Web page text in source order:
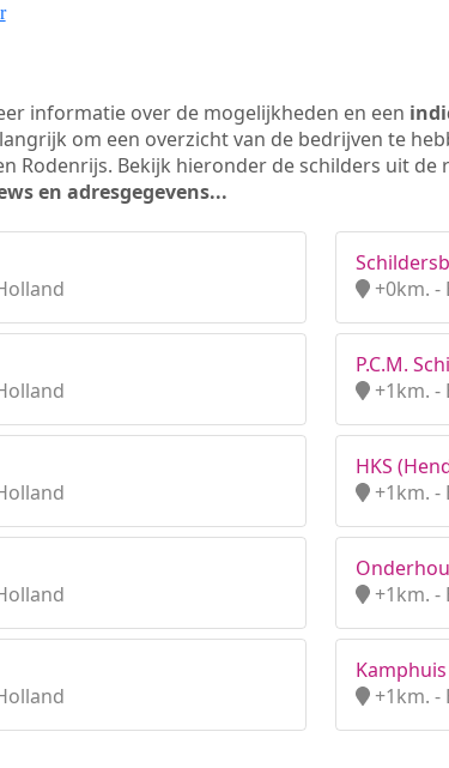
informatie over de mogelijkheden en een
om een overzicht van de bedrijven te
Rodenrijs. Bekijk hieronder de schilders uit
en adresgegevens...
+0km. -
P.C.M.
+1km. -
HKS
+1km. -
+1km. -
+1km. -